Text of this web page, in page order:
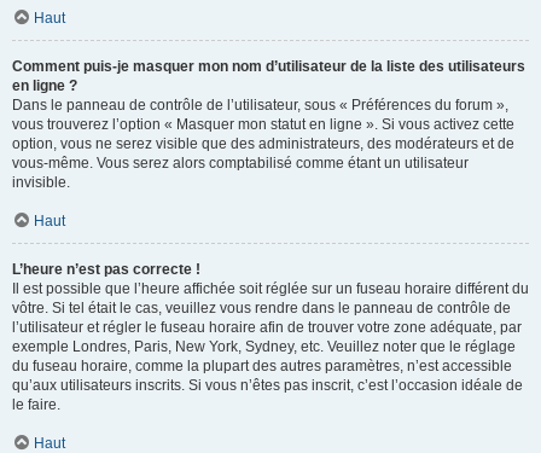
Haut
Comment puis-je masquer mon nom d’utilisateur de la liste des utilisateurs
en ligne ?
Dans le panneau de contrôle de l’utilisateur, sous « Préférences du forum »,
vous trouverez l’option « Masquer mon statut en ligne ». Si vous activez cette
option, vous ne serez visible que des administrateurs, des modérateurs et de
vous-même. Vous serez alors comptabilisé comme étant un utilisateur
invisible.
Haut
L’heure n’est pas correcte !
Il est possible que l’heure affichée soit réglée sur un fuseau horaire différent du
vôtre. Si tel était le cas, veuillez vous rendre dans le panneau de contrôle de
l’utilisateur et régler le fuseau horaire afin de trouver votre zone adéquate, par
exemple Londres, Paris, New York, Sydney, etc. Veuillez noter que le réglage
du fuseau horaire, comme la plupart des autres paramètres, n’est accessible
qu’aux utilisateurs inscrits. Si vous n’êtes pas inscrit, c’est l’occasion idéale de
le faire.
Haut